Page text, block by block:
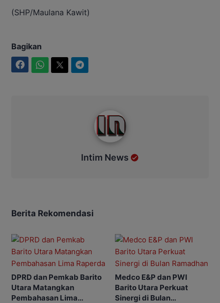
(SHP/Maulana Kawit)
Bagikan
Intim News
Berita Rekomendasi
DPRD dan Pemkab Barito
Utara Matangkan
Pembahasan Lima
Medco E&P dan PWI
Barito Utara Perkuat
Sinergi di Bulan